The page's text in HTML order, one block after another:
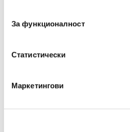
За функционалност
Статистически
Маркетингови
15
2026
Blink parking се превръща
дигитален избор за